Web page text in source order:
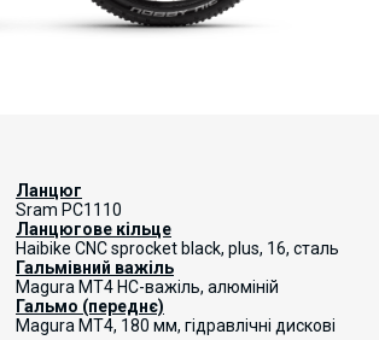
Ланцюг
Sram PC1110
Ланцюгове кільце
Haibike CNC sprocket black, plus, 16, сталь
Гальмівний важіль
Magura MT4 HC-важіль, алюміній
Гальмо (переднє)
Magura MT4, 180 мм, гідравлічні дискові